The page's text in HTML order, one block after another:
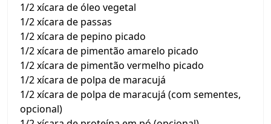
1/2 xícara de óleo vegetal
1/2 xícara de passas
1/2 xícara de pepino picado
1/2 xícara de pimentão amarelo picado
1/2 xícara de pimentão vermelho picado
1/2 xícara de polpa de maracujá
1/2 xícara de polpa de maracujá (com sementes,
opcional)